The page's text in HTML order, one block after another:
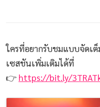
ใครที่อยากรับชมแบบจัดเ
เซสชันเพิ่มเติมได้ที่
👉 https://bit.ly/